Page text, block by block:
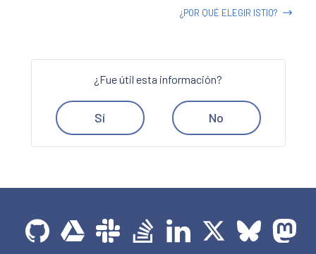
¿POR QUÉ ELEGIR ISTIO?
¿Fue útil esta información?
Sí No